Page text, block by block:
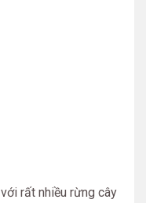
rất nhiều rừng cây